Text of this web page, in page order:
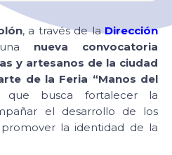
, a través de laDirección
nueva convocatoria
y artesanos de la ciudad
de la Feria “Manos del
busca fortalecer la
el desarrollo de los
la identidad de la